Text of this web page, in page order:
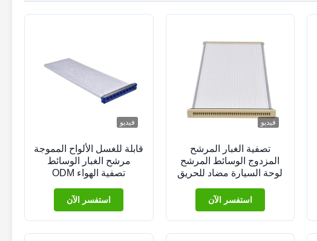
فيديو
تصفية الغبار المرشح
المزدوج الوسائط المرشح
لوحة السيارة مضاد للحريق
استفسر الآن
فيديو
قابلة للغسل الألواح المموجة
مرشح الغبار الوسائط
تصفية الهواء ODM
استفسر الآن